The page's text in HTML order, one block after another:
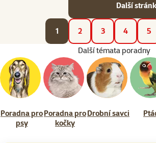
1 2 3 4 5
Další
Další témata poradny
Poradna pro
psy
Poradna pro
kočky
Drobní savci